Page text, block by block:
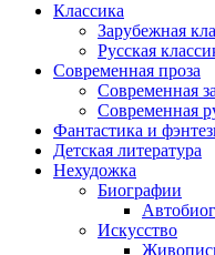
Классика
Зарубежная
Русская
Современная проза
Современная
Современная
Фантастика и
Детская литература
Нехудожка
Биографии
Искусство